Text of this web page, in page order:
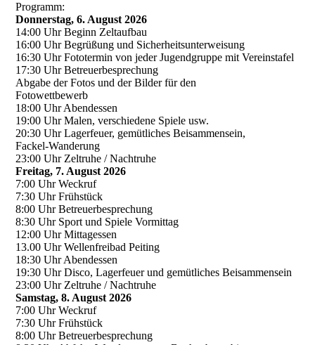
Programm:
Donnerstag, 6. August 2026
14:00 Uhr Beginn Zeltaufbau
16:00 Uhr Begrüßung und Sicherheitsunterweisung
16:30 Uhr Fototermin von jeder Jugendgruppe mit Vereinstafel
17:30 Uhr Betreuerbesprechung
Abgabe der Fotos und der Bilder für den
Fotowettbewerb
18:00 Uhr Abendessen
19:00 Uhr Malen, verschiedene Spiele usw.
20:30 Uhr Lagerfeuer, gemütliches Beisammensein,
Fackel-Wanderung
23:00 Uhr Zeltruhe / Nachtruhe
Freitag, 7. August 2026
7:00 Uhr Weckruf
7:30 Uhr Frühstück
8:00 Uhr Betreuerbesprechung
8:30 Uhr Sport und Spiele Vormittag
12:00 Uhr Mittagessen
13.00 Uhr Wellenfreibad Peiting
18:30 Uhr Abendessen
19:30 Uhr Disco, Lagerfeuer und gemütliches Beisammensein
23:00 Uhr Zeltruhe / Nachtruhe
Samstag, 8. August 2026
7:00 Uhr Weckruf
7:30 Uhr Frühstück
8:00 Uhr Betreuerbesprechung